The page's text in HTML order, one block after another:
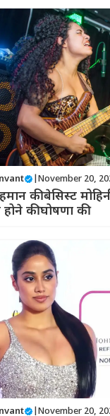
| November 20,
की बेसिस्ट
की घोषणा की
| November 20,